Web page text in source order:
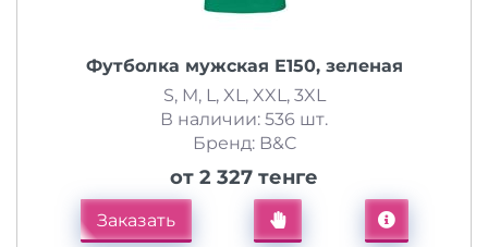
Футболка мужская E150, зеленая
S, M, L, XL, XXL, 3XL
В наличии: 536 шт.
Бренд: B&C
от 2 327 тенге
Заказать